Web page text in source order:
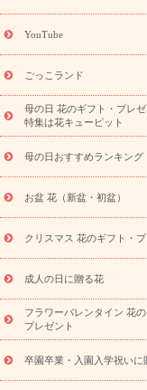
(トルコキキョウ)
9
ら探す
お祝いの花特
念日
結婚祝い 出産
寿祝い
プチギフト
お供え・お悔やみの花
ワー
ペットのお供え
お祝い返し
お見舞い
用
観葉植物 ミデ
から探す
え・お悔やみ
ミディ胡蝶蘭・お供え
物
産直多肉植物
悔やみ
花とセットギ
（hanamore -ハナモア
トのeGfit
カラー
YouTube
ごっこランド
母の日 花のギフト・プレゼ
特集は花キューピット
母の日おすすめランキング
お盆 花（新盆・初盆）
クリスマス 花のギフト・プ
成人の日に贈る花
フラワーバレンタイン 花の
プレゼント
卒園卒業・入園入学祝いに